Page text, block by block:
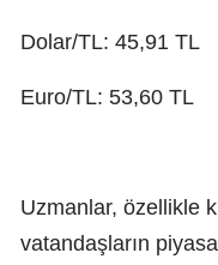
Dolar/TL: 45,91 TL
Euro/TL: 53,60 TL
Uzmanlar, özellikle
vatandaşların